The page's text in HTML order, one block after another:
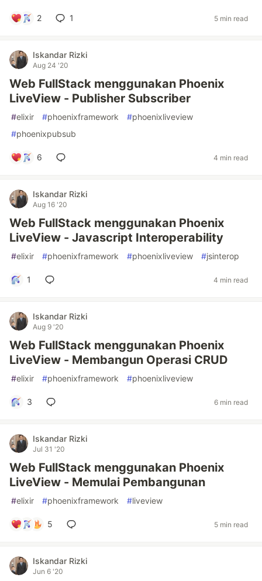
2 1 5 min read
Iskandar Rizki
Aug 24 '20
Web FullStack menggunakan Phoenix
LiveView - Publisher Subscriber
#elixir #phoenixframework #phoenixliveview
#phoenixpubsub
6 4 min read
Iskandar Rizki
Aug 16 '20
Web FullStack menggunakan Phoenix
LiveView - Javascript Interoperability
#elixir #phoenixframework #phoenixliveview #jsinterop
1 4 min read
Iskandar Rizki
Aug 9 '20
Web FullStack menggunakan Phoenix
LiveView - Membangun Operasi CRUD
#elixir #phoenixframework #phoenixliveview
3 6 min read
Iskandar Rizki
Jul 31 '20
Web FullStack menggunakan Phoenix
LiveView - Memulai Pembangunan
#elixir #phoenixframework #liveview
5 5 min read
Iskandar Rizki
Jun 6 '20